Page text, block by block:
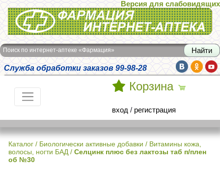
Интернет-аптека Фармация
Версия для слабовидящих
Поиск по интернет-аптеке «Фармация»
Служба обработки заказов 99-98-28
Корзина
вход / регистрация
Каталог / Биологически активные добавки / Витамины кожа,
волосы, ногти БАД / Селцинк плюс без лактозы таб п/плен
об №30